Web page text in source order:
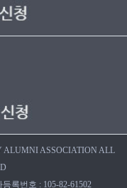
ALUMNI ASSOCIATION ALL
록번호 : 105-82-61502